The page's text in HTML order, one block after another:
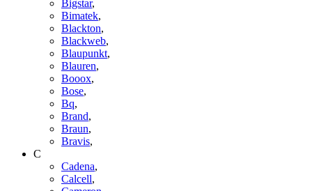
Bigstar,
Bimatek,
Blackton,
Blackweb,
Blaupunkt,
Blauren,
Booox,
Bose,
Bq,
Brand,
Braun,
Bravis,
C
Cadena,
Calcell,